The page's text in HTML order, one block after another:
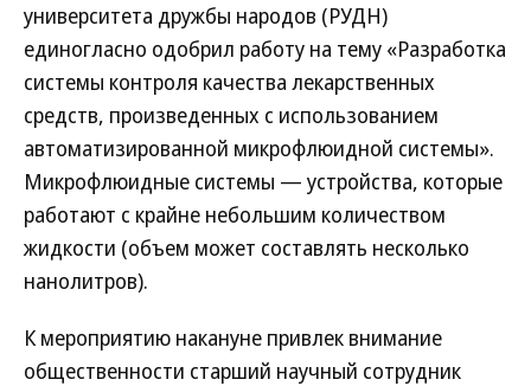
университета дружбы народов (РУДН)
единогласно одобрил работу на тему «Разработка
системы контроля качества лекарственных
средств, произведенных с использованием
автоматизированной микрофлюидной системы».
Микрофлюидные системы — устройства, которые
работают с крайне небольшим количеством
жидкости (объем может составлять несколько
нанолитров).
К мероприятию накануне привлек внимание
общественности старший научный сотрудник